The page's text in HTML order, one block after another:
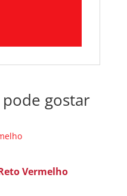
gostar
Vermelho